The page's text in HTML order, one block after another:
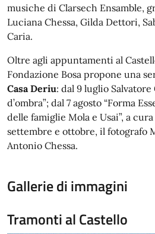
musiche di Clarsech Ensamble,
Luciana Chessa, Gilda Dettori,
Caria.
Oltre agli appuntamenti al
Fondazione Bosa propone una
Casa Deriu: dal 9 luglio
d’ombra”; dal 7 agosto “Forma
delle famiglie Mola e Usai”, a
settembre e ottobre, il fotografo
Antonio Chessa.
Gallerie di immagini
Tramonti al Castello